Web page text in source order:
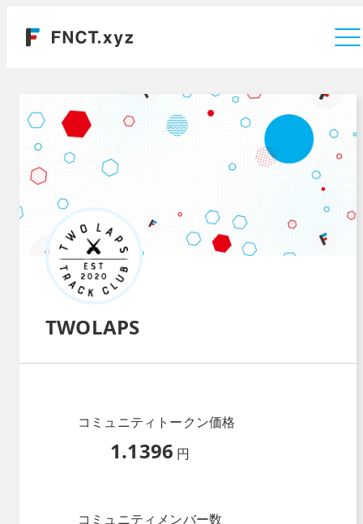
TWOLAPS
コミュニティトークン価格
1.1396 円
コミュニティメンバー数